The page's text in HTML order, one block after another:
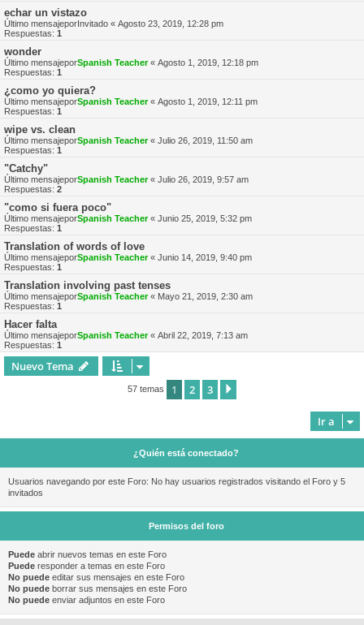
echar un vistazo
Último mensajeporInvitado « Agosto 23, 2019, 12:28 pm
Respuestas: 1
wonder
Último mensajeporSpanish Teacher« Agosto 1, 2019, 12:18 pm
Respuestas: 1
¿como yo quiera?
Último mensajeporSpanish Teacher« Agosto 1, 2019, 12:11 pm
Respuestas: 1
wipe vs. clean
Último mensajeporSpanish Teacher« Julio 26, 2019, 11:50 am
Respuestas: 1
"Catchy"
Último mensajeporSpanish Teacher« Julio 26, 2019, 9:57 am
Respuestas: 2
"como si fuera poco"
Último mensajeporSpanish Teacher« Junio 25, 2019, 5:32 pm
Respuestas: 1
Translation of words of love
Último mensajeporSpanish Teacher« Junio 14, 2019, 9:40 pm
Respuestas: 1
Translation involving past tenses
Último mensajeporSpanish Teacher« Mayo 21, 2019, 2:30 am
Respuestas: 1
Hacer falta
Último mensajeporSpanish Teacher« Abril 22, 2019, 7:13 am
Respuestas: 1
Nuevo Tema
57 temas 1 2 3
Ir a
¿Quién está conectado?
Usuarios navegando por este Foro: No hay usuarios registrados visitando el Foro y 5
invitados
Permisos del foro
Puede abrir nuevos temas en este Foro
Puede responder a temas en este Foro
No puede editar sus mensajes en este Foro
No puede borrar sus mensajes en este Foro
No puede enviar adjuntos en este Foro